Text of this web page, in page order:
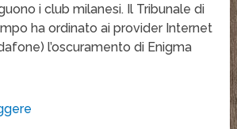
i club milanesi. Il Tribunale di
ha ordinato ai provider Internet
l’oscuramento di Enigma